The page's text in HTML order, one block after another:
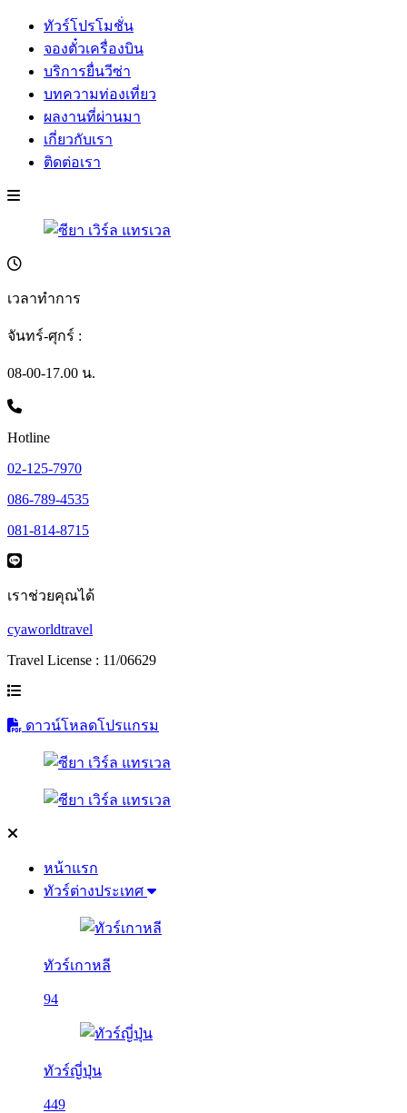
ทัวร์โปรโมชั่น
จองตั๋วเครื่องบิน
บริการยื่นวีซ่า
บทความท่องเที่ยว
ผลงานที่ผ่านมา
เกี่ยวกับเรา
ติดต่อเรา
เวลาทำการ
จันทร์-ศุกร์ :
08-00-17.00 น.
Hotline
02-125-7970
086-789-4535
081-814-8715
เราช่วยคุณได้
cyaworldtravel
Travel License : 11/06629
ดาวน์โหลดโปรแกรม
หน้าแรก
ทัวร์ต่างประเทศ
ทัวร์เกาหลี
94
ทัวร์ญี่ปุ่น
449